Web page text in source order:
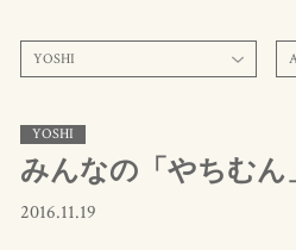
YOSHI
YOSHI
みんなの「やちむん
2016.11.19